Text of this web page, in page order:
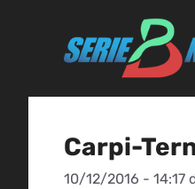
Carpi-
10/12/2016 - 14:17